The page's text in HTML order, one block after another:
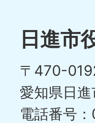
日進市
〒470-
愛知県日
電話番号